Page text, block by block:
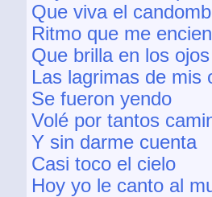
Que viva el
Ritmo que me
Que brilla en los
Las lagrimas de mis
Se fueron yendo
Volé por tantos
Y sin darme cuenta
Casi toco el cielo
Hoy yo le canto al